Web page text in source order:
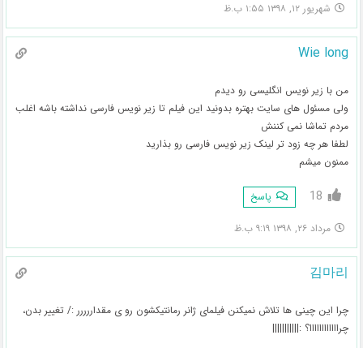
شهریور ۱۲, ۱۳۹۸ ۱:۵۵ ب.ظ
Wie long
من با زیر نویس انگلیسی رو دیدم
ولی مسئول های سایت بهتره بدونید این فیلم تا زیر نویس فارسی نداشته باشه اغلب
مردم تماشا نمی کننش
لطفا هر چه زود تر لینک زیر نویس فارسی رو بذارید
ممنون میشم
18 پاسخ
مرداد ۲۶, ۱۳۹۸ ۹:۱۹ ب.ظ
김마리
چرا این چینی ها تلاش نمیکنن فیلمای ژانر رمانتیکشون رو ی مقداررررر :/ تغییر بدن،
چراااااااااااا؟ :|||||||||||